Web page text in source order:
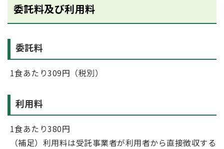
委託料及び利用料
委託料
1食あたり309円（税別）
利用料
1食あたり380円
（補足）利用料は受託事業者が利用者から直接徴収する